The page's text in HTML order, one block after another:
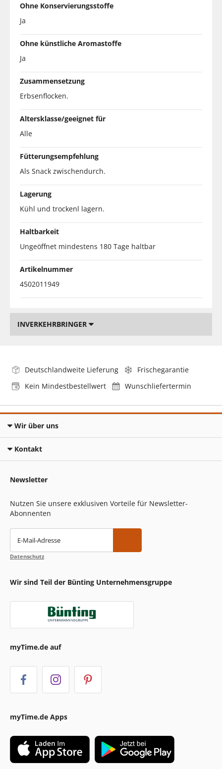
Ohne Konservierungsstoffe
Ja
Ohne künstliche Aromastoffe
Ja
Zusammensetzung
Erbsenflocken.
Altersklasse/geeignet für
Alle
Fütterungsempfehlung
Als Snack zwischendurch.
Lagerung
Kühl und trockenl lagern.
Haltbarkeit
Ungeöffnet mindestens 180 Tage haltbar
Artikelnummer
4502011949
INVERKEHRBRINGER
Deutschlandweite Lieferung
Frischegarantie
Kein Mindestbestellwert
Wunschliefertermin
Wir über uns
Kontakt
Newsletter
Nutzen Sie unsere exklusiven Vorteile für Newsletter-
Abonnenten
E-Mail-Adresse
Datenschutz
Wir sind Teil der Bünting Unternehmensgruppe
myTime.de auf
myTime.de Apps